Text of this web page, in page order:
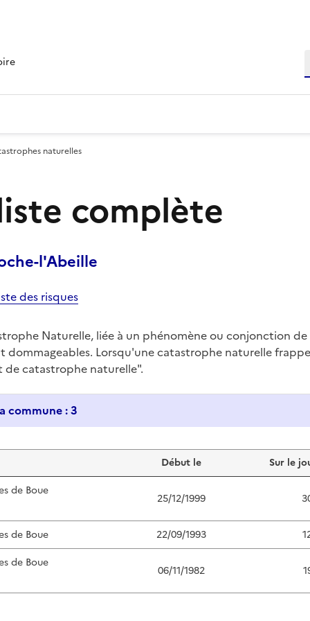
naturelles
complète
l'Abeille
des risques
Naturelle, liée à un phénomène ou conjonction
dommageables. Lorsqu'une catastrophe naturelle
catastrophe naturelle".
Historique des catastrophes naturelles dans ma commune : 3
Début le
Sur le
de Boue
25/12/1999
de Boue 22/09/1993
de Boue
06/11/1982